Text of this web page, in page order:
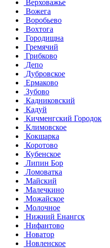
Верховажье
Вожега
Воробьево
Вохтога
Городищна
Гремячий
Грибково
Депо
Дубровское
Ермаково
Зубово
Кадниковский
Кадуй
Кичменгский Городок
Климовское
Кокшарка
Коротово
Кубенское
Липин Бор
Ломоватка
Майский
Малечкино
Можайское
Молочное
Нижний Енангск
Нифантово
Новатор
Новленское